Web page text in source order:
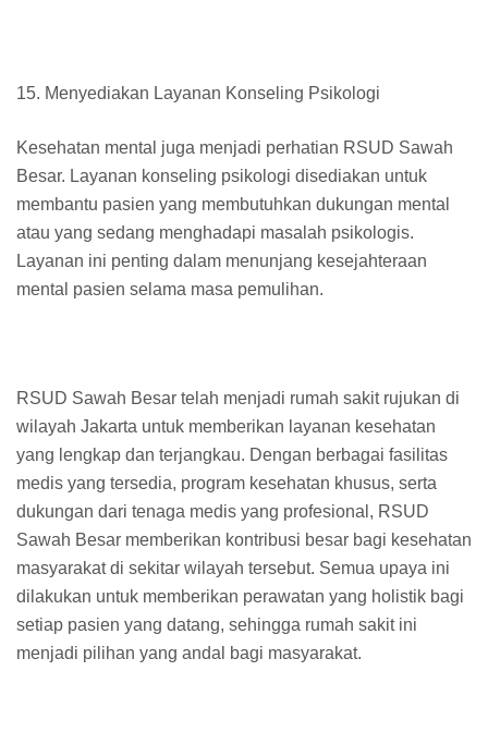
15. Menyediakan Layanan Konseling Psikologi
Kesehatan mental juga menjadi perhatian RSUD Sawah
Besar. Layanan konseling psikologi disediakan untuk
membantu pasien yang membutuhkan dukungan mental
atau yang sedang menghadapi masalah psikologis.
Layanan ini penting dalam menunjang kesejahteraan
mental pasien selama masa pemulihan.
RSUD Sawah Besar telah menjadi rumah sakit rujukan di
wilayah Jakarta untuk memberikan layanan kesehatan
yang lengkap dan terjangkau. Dengan berbagai fasilitas
medis yang tersedia, program kesehatan khusus, serta
dukungan dari tenaga medis yang profesional, RSUD
Sawah Besar memberikan kontribusi besar bagi kesehatan
masyarakat di sekitar wilayah tersebut. Semua upaya ini
dilakukan untuk memberikan perawatan yang holistik bagi
setiap pasien yang datang, sehingga rumah sakit ini
menjadi pilihan yang andal bagi masyarakat.